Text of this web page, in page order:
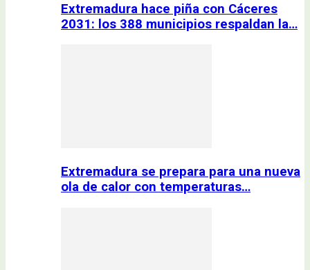
Extremadura hace piña con Cáceres
2031: los 388 municipios respaldan la…
Extremadura se prepara para una nueva
ola de calor con temperaturas…